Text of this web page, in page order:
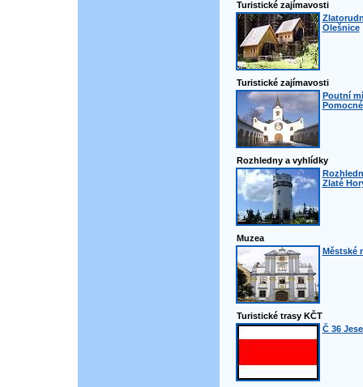
Turistické zajímavosti
Olešnice
Turistické zajímavosti
Poutní
Rozhledny a vyhlídky
Zlaté
Muzea
Městské
Turistické trasy KČT
Č 36